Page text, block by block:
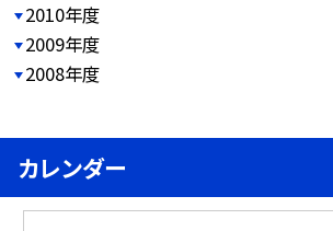
2010年度
2009年度
2008年度
カレンダー